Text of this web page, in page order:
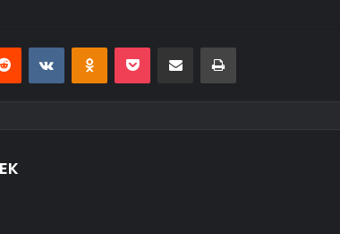
Reddit VKontakteOdnoklassniki
Pocket E-Posta ile paylaş Yazdır